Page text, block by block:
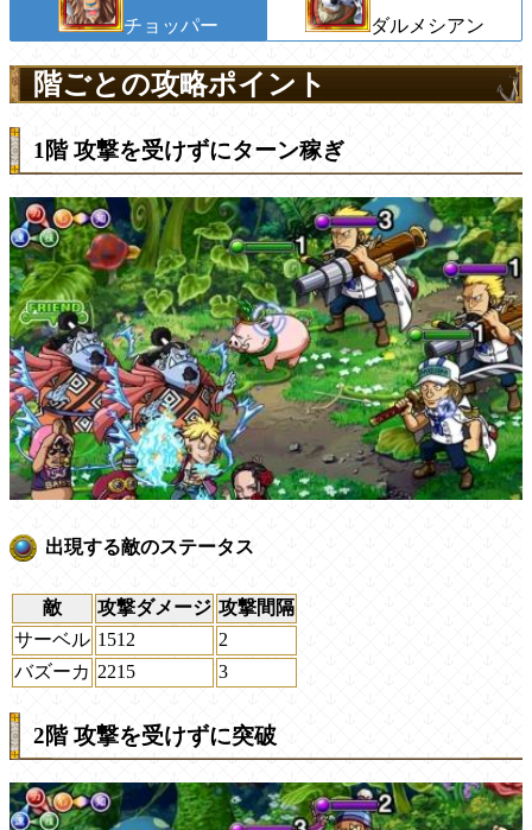
チョッパー ダルメシアン
階ごとの攻略ポイント
1階 攻撃を受けずにターン稼ぎ
出現する敵のステータス
敵 攻撃ダメージ 攻撃間隔
サーベル 1512
2
バズーカ 2215 3
2階 攻撃を受けずに突破